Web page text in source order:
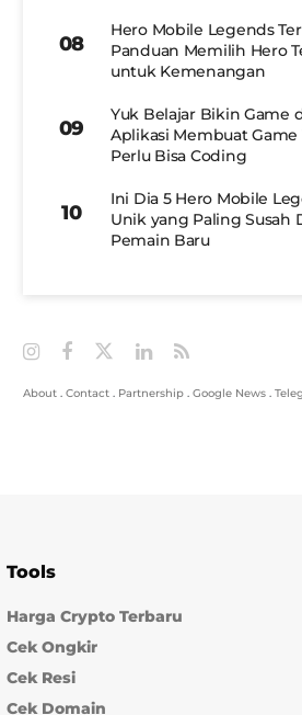
Hero Mobile Legends
Panduan Memilih Hero
untuk Kemenangan
Yuk Belajar Bikin Game
Aplikasi Membuat Game
Perlu Bisa Coding
Ini Dia 5 Hero Mobile
Unik yang Paling Susah
Pemain Baru
About . Contact . Partnership . Google News .
Tools
Harga Crypto Terbaru
Cek Ongkir
Cek Resi
Cek Domain